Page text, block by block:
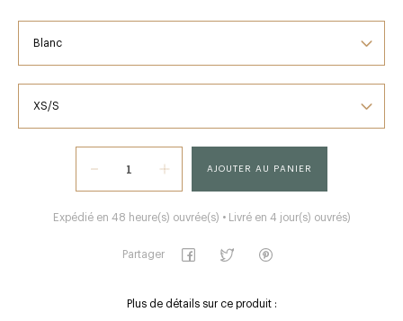
AJOUTER AU PANIER
Expédié en 48 heure(s) ouvrée(s) • Livré en 4 jour(s) ouvrés)
Partager
Plus de détails sur ce produit :